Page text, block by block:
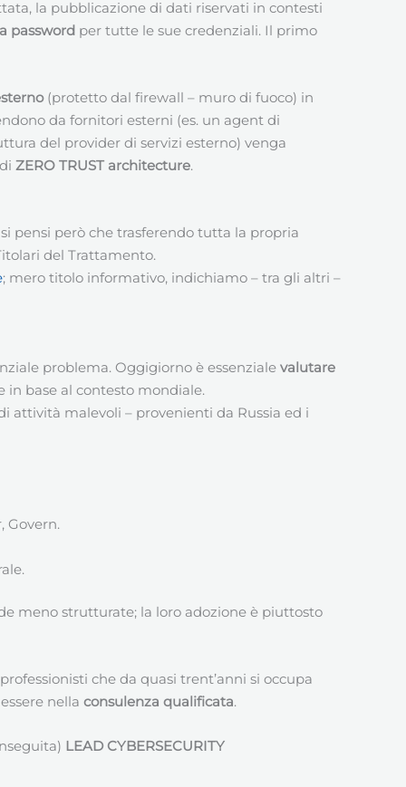
la pubblicazione di dati riservati in contesti
password per tutte le sue credenziali. Il primo
(protetto dal firewall – muro di fuoco) in
da fornitori esterni (es. un agent di
del provider di servizi esterno) venga
ZERO TRUST architecture.
pensi però che trasferendo tutta la propria
del Trattamento.
; mero titolo informativo, indichiamo – tra gli altri –
problema. Oggigiorno è essenziale valutare
in base al contesto mondiale.
attività malevoli – provenienti da Russia ed i
Govern.
meno strutturate; la loro adozione è piuttosto
che da quasi trent’anni si occupa
nella consulenza qualificata.
LEAD CYBERSECURITY